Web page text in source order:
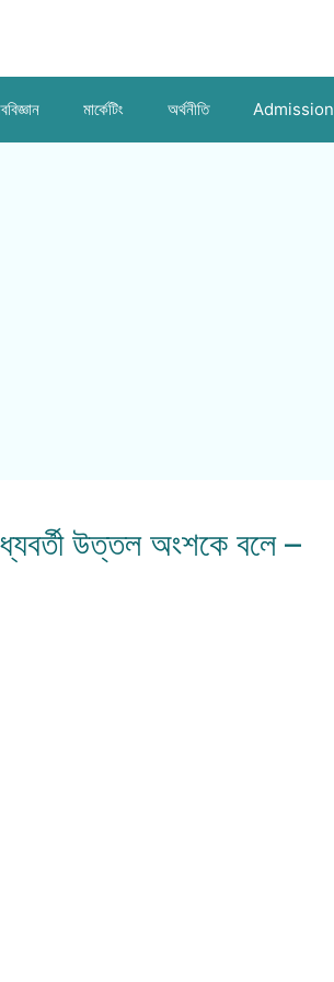
মার্কেটিং অর্থনীতি Admission
উত্তল অংশকে বলে –